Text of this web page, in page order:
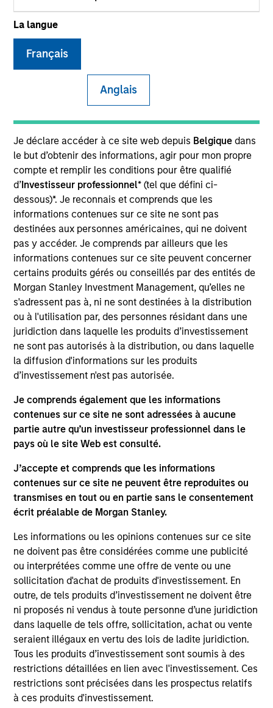
La langue
Français
Anglais
Je déclare accéder à ce site web depuis Belgique dans
le but d’obtenir des informations, agir pour mon propre
compte et remplir les conditions pour être qualifié
d’Investisseur professionnel* (tel que défini ci-
dessous)*. Je reconnais et comprends que les
informations contenues sur ce site ne sont pas
destinées aux personnes américaines, qui ne doivent
pas y accéder. Je comprends par ailleurs que les
informations contenues sur ce site peuvent concerner
certains produits gérés ou conseillés par des entités de
Morgan Stanley Investment Management, qu’elles ne
s'adressent pas à, ni ne sont destinées à la distribution
ou à l'utilisation par, des personnes résidant dans une
juridiction dans laquelle les produits d’investissement
ne sont pas autorisés à la distribution, ou dans laquelle
la diffusion d'informations sur les produits
d’investissement n'est pas autorisée.
Je comprends également que les informations
contenues sur ce site ne sont adressées à aucune
partie autre qu’un investisseur professionnel dans le
pays où le site Web est consulté.
J’accepte et comprends que les informations
contenues sur ce site ne peuvent être reproduites ou
transmises en tout ou en partie sans le consentement
écrit préalable de Morgan Stanley.
Les informations ou les opinions contenues sur ce site
ne doivent pas être considérées comme une publicité
ou interprétées comme une offre de vente ou une
sollicitation d'achat de produits d'investissement. En
outre, de tels produits d’investissement ne doivent être
ni proposés ni vendus à toute personne d’une juridiction
dans laquelle de tels offre, sollicitation, achat ou vente
seraient illégaux en vertu des lois de ladite juridiction.
Tous les produits d’investissement sont soumis à des
restrictions détaillées en lien avec l'investissement. Ces
restrictions sont précisées dans les prospectus relatifs
à ces produits d'investissement.
TEAM
Morgan Stanley Infrastructure Partners
Yacine is a graduate of INSEAD business school,
where he obtained an M.B.A., the Ecole
Polytechnique Fédérale de Lausanne where he
obtained a M.Sc. in Computer Science and the
Ecole d’Ingénieurs de Genève where he obtained a
B.Sc. in Microengineering.
Team Insights
PRESS RELEASE
Partners Announces Investment in
UltraEdge
Morgan Stanley Investment Management
(“MSIM”), through investment funds managed
by Morgan Stanley Infrastructure Partners
(“MSIP”), a private infrastructure investment
platform within MSIM, announced it has
entered into an exclusivity agreement to
partner with Altice France S.A. (“Altice France”)
to establish the first nationwide independent
distributed colocation provider in France
through the acquisition of a majority interest in
UltraEdge, subject to regulatory approvals and
other customary conditions.
20-NOV-2023
May not represent all Team Members.